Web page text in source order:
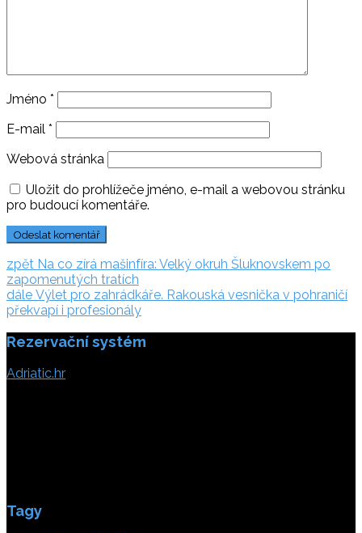
Jméno *
E-mail *
Webová stránka
Uložit do prohlížeče jméno, e-mail a webovou stránku
pro budoucí komentáře.
Navigace
pro
příspěvek
zpět zpět:
Na co zírá mašinfíra: Velký okruh Šluknovskem po
zapomenutých tratích
dále dále:
Výlet pro zahrádkáře. Rakouská vesnička v pohraničí
překvapí i profesionály
Rezervační systém
Adriatic.hr
Tagy